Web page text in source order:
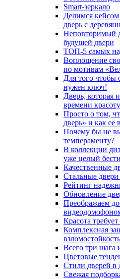
Smart-зеркало
Делимся
дверь с
Неповторимый
будущей двери
ТОП-5 самых
Воплощение
по мотивам
Для того чтобы
нужен ключ!
Дверь, которая
времени красоту
Просто о том,
дверь» и как ее
Почему бы не
темпераменту?
В коллекции
уже целый
Качественные
Стальные
Рейтинг
Обновление
Преображаем
Красота
Комплексная
взломостойкость
Всего три шага
Цветовые
Стили дверей в
Свежая